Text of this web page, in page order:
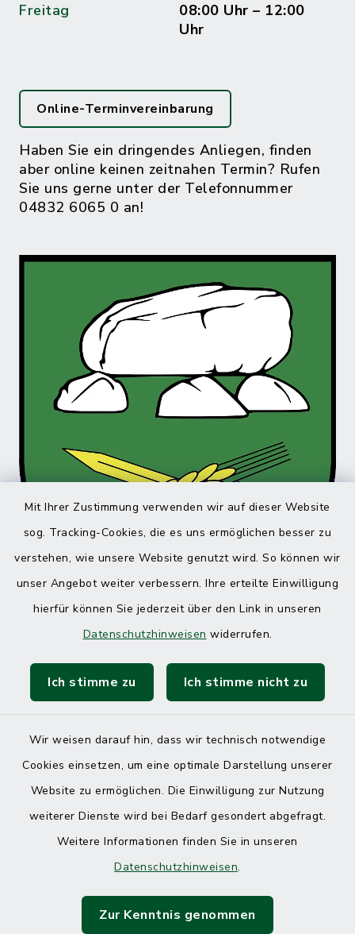
Mit Ihrer Zustimmung verwenden wir auf dieser Website
sog. Tracking-Cookies, die es uns ermöglichen besser zu
verstehen, wie unsere Website genutzt wird. So können wir
unser Angebot weiter verbessern. Ihre erteilte Einwilligung
hierfür können Sie jederzeit über den Link in unseren
Datenschutzhinweisen widerrufen.
Ich stimme zu Ich stimme nicht zu
Wir weisen darauf hin, dass wir technisch notwendige
Cookies einsetzen, um eine optimale Darstellung unserer
Website zu ermöglichen. Die Einwilligung zur Nutzung
weiterer Dienste wird bei Bedarf gesondert abgefragt.
Weitere Informationen finden Sie in unseren
Datenschutzhinweisen.
Zur Kenntnis genommen
Freitag
08:00 Uhr – 12:00
Uhr
Online-Terminvereinbarung
Haben Sie ein dringendes Anliegen, finden
aber online keinen zeitnahen Termin? Rufen
Sie uns gerne unter der Telefonnummer
04832 6065 0 an!
Kontakt
Datenschutz
Impressum
Cookie-Einstellungen